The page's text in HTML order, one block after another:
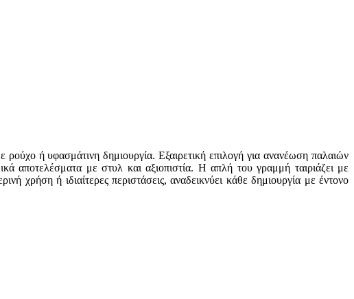
ή υφασμάτινη δημιουργία. Εξαιρετική επιλογή για ανανέωση παλαιών
αποτελέσματα με στυλ και αξιοπιστία. Η απλή του γραμμή ταιριάζει με
χρήση ή ιδιαίτερες περιστάσεις, αναδεικνύει κάθε δημιουργία με έντονο